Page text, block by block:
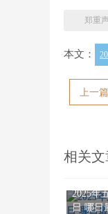
郑重
本文：
上一篇
相关
2025年
日 哪日